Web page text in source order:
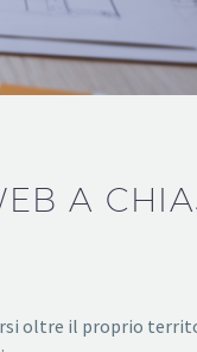
A
oltre il proprio